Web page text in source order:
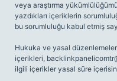
veya araştırma
yazdıkları içeriklerin
bu sorumluluğu kabul etmiş
Hukuka ve yasal
içerikleri,
ilgili içerikler yasal süre